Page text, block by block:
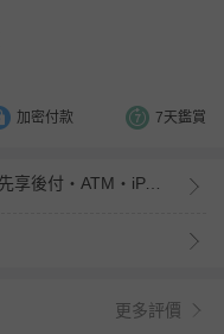
加密付款 7天鑑賞
信用卡・LINE Pay・街口支付・先享後付・ATM・iPASS MONEY
更多評價